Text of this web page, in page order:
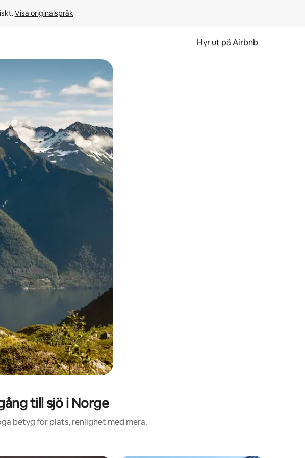
Visa originalspråk
Hyr ut på Airbnb
trycka eller svepa.
till sjö i Norge
betyg för plats, renlighet med mera.